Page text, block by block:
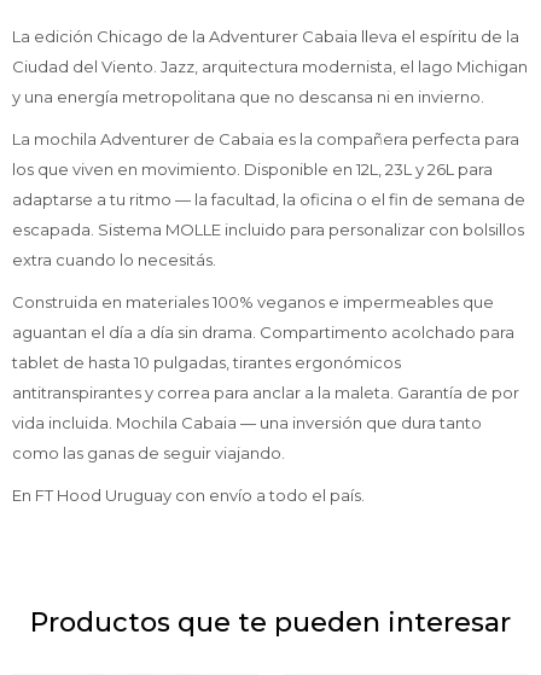
La edición Chicago de la Adventurer Cabaia lleva el espíritu de la
Ciudad del Viento. Jazz, arquitectura modernista, el lago Michigan
y una energía metropolitana que no descansa ni en invierno.
La mochila Adventurer de Cabaia es la compañera perfecta para
los que viven en movimiento. Disponible en 12L, 23L y 26L para
adaptarse a tu ritmo — la facultad, la oficina o el fin de semana de
escapada. Sistema MOLLE incluido para personalizar con bolsillos
extra cuando lo necesitás.
Construida en materiales 100% veganos e impermeables que
aguantan el día a día sin drama. Compartimento acolchado para
tablet de hasta 10 pulgadas, tirantes ergonómicos
antitranspirantes y correa para anclar a la maleta. Garantía de por
vida incluida. Mochila Cabaia — una inversión que dura tanto
como las ganas de seguir viajando.
En FT Hood Uruguay con envío a todo el país.
Productos que te pueden interesar